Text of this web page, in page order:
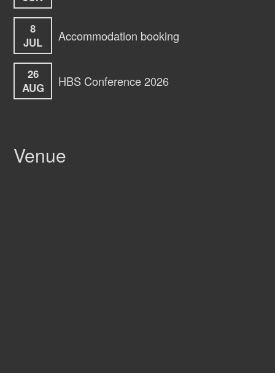
8
JUL
Accommodation booking
26
AUG
HBS Conference 2026
Venue